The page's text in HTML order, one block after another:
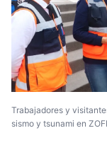
Trabajadores y
sismo y tsunami en